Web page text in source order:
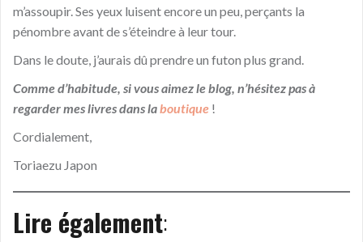
m’assoupir. Ses yeux luisent encore un peu, perçants la
pénombre avant de s’éteindre à leur tour.
Dans le doute, j’aurais dû prendre un futon plus grand.
Comme d’habitude, si vous aimez le blog, n’hésitez pas à
regarder mes livres dans laboutique !
Cordialement,
Toriaezu Japon
Lire également: